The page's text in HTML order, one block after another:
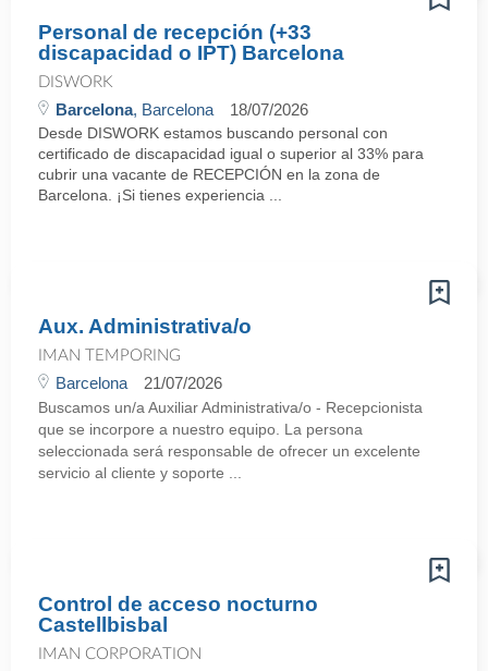
Personal de recepción (+33
discapacidad o IPT) Barcelona
DISWORK
Barcelona, Barcelona 18/07/2026
Desde DISWORK estamos buscando personal con
certificado de discapacidad igual o superior al 33% para
cubrir una vacante de RECEPCIÓN en la zona de
Barcelona. ¡Si tienes experiencia ...
Aux. Administrativa/o
IMAN TEMPORING
Barcelona 21/07/2026
Buscamos un/a Auxiliar Administrativa/o - Recepcionista
que se incorpore a nuestro equipo. La persona
seleccionada será responsable de ofrecer un excelente
servicio al cliente y soporte ...
Control de acceso nocturno
Castellbisbal
IMAN CORPORATION